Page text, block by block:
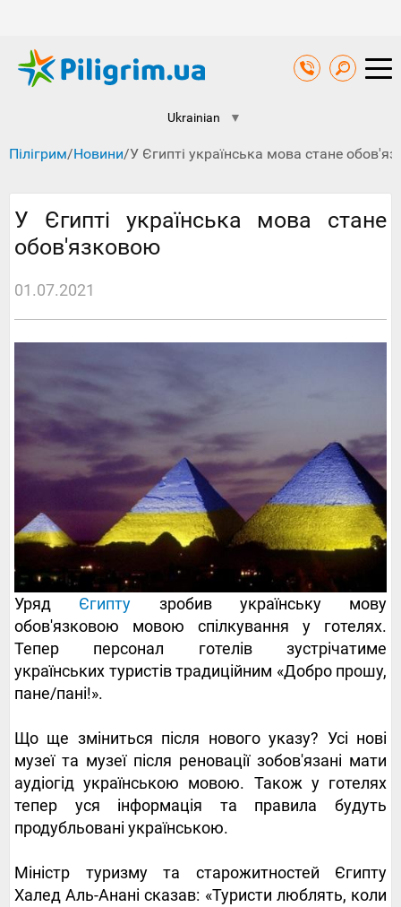
Ukrainian ▼
Пілігрим/Новини/У Єгипті українська мова стане
У Єгипті українська мова стане
обов'язковою
01.07.2021
Уряд Єгипту зробив українську мову
обов'язковою мовою спілкування у готелях.
Тепер персонал готелів зустрічатиме
українських туристів традиційним «Добро прошу,
пане/пані!».
Що ще зміниться після нового указу? Усі нові
музеї та музеї після реновації зобов'язані мати
аудіогід українською мовою. Також у готелях
тепер уся інформація та правила будуть
продубльовані українською.
Міністр туризму та старожитностей Єгипту
Халед Аль-Анані сказав: «Туристи люблять, коли